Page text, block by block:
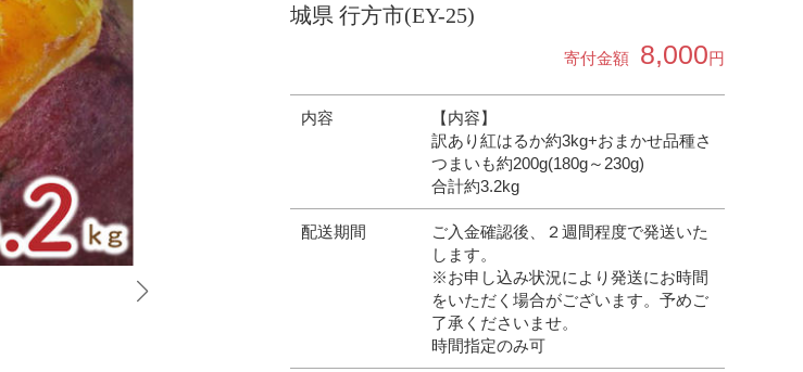
城県 行方市(EY-25)
寄付金額 8,000円
内容
【内容】
訳あり紅はるか約3kg+おまかせ品種さ
つまいも約200g(180g～230g)
合計約3.2kg
配送期間
ご入金確認後、２週間程度で発送いた
します。
※お申し込み状況により発送にお時間
をいただく場合がございます。予めご
了承くださいませ。
時間指定のみ可